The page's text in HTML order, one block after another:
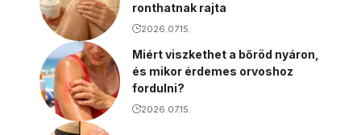
ronthatnak rajta
2026.07.15.
Miért viszkethet a bőröd nyáron,
és mikor érdemes orvoshoz
fordulni?
2026.07.15.